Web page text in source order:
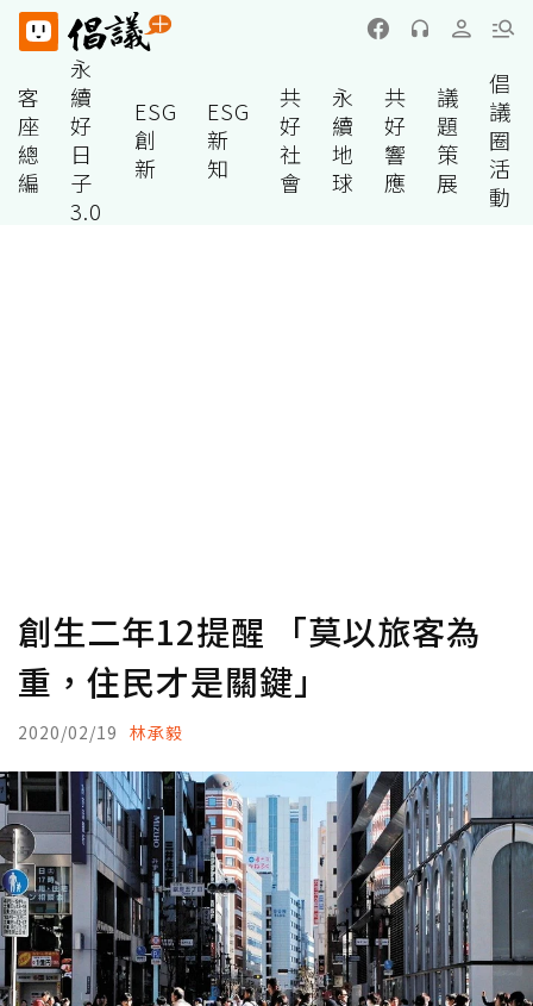
客
座
總
編
永
續
好
日
子
3.0
ESG
創
新
ESG
新
知
共
好
社
會
永
續
地
球
共
好
響
應
議
題
策
展
倡
議
圈
活
動
創生二年12提醒 「莫以旅客為
重，住民才是關鍵」
2020/02/19 林承毅